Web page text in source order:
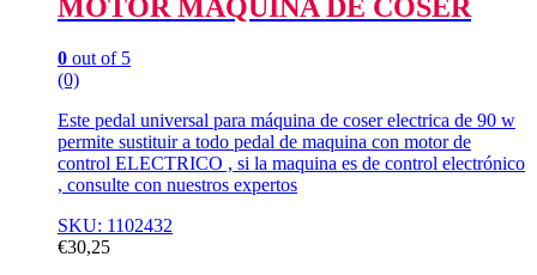
MOTOR MÁQUINA DE COSER
0 out of 5
(0)
Este pedal universal para máquina de coser electrica de 90 w
permite sustituir a todo pedal de maquina con motor de
control ELECTRICO , si la maquina es de control electrónico
, consulte con nuestros expertos
SKU: 1102432
€30,25